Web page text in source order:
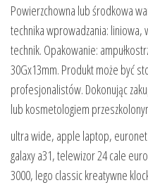
Powierzchowna lub środkowa
technika wprowadzania:
technik. Opakowanie:
30Gx13mm. Produkt może być
profesjonalistów. Dokonując
lub kosmetologiem
ultra wide, apple laptop,
galaxy a31, telewizor 24 cale
3000, lego classic kreatywne